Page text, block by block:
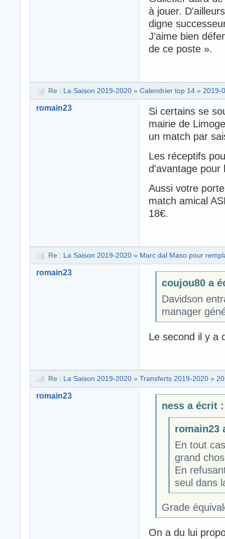
à jouer.
digne
J’aime bien
de ce poste ».
Re : La Saison 2019-2020 » Calendrier top 14 » 2019-
romain23
Si certains se
mairie de
un match par
Les réceptifs
d'avantage pour
Aussi votre
match amical
18€.
Re : La Saison 2019-2020 » Marc dal Maso pour
romain23
coujou80 a
Davidson
manager
Le second il y a
Re : La Saison 2019-2020 » Transferts 2019-2020 »
romain23
ness a écrit :
romain23
En tout
grand
En
seul dans
Grade
On a du lui